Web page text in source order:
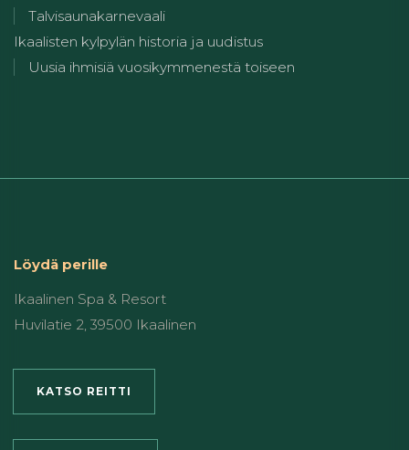
Talvisaunakarnevaali
Ikaalisten kylpylän historia ja uudistus
Uusia ihmisiä vuosikymmenestä toiseen
Löydä perille
Ikaalinen Spa & Resort
Huvilatie 2, 39500 Ikaalinen
KATSO REITTI